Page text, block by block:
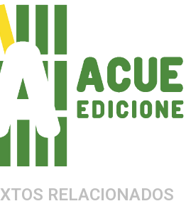
RELACIONADOS